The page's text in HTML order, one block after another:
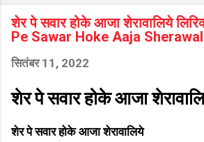
शेर पे सवार होके आजा शेरावालिये
Pe Sawar Hoke Aaja
सितंबर 11, 2022
शेर पे सवार होके आजा
शेर पे सवार होके आजा शेरावालिये